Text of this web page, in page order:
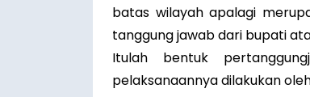
batas wilayah apalagi
tanggung jawab dari bupati
Itulah bentuk
pelaksanaannya dilakukan